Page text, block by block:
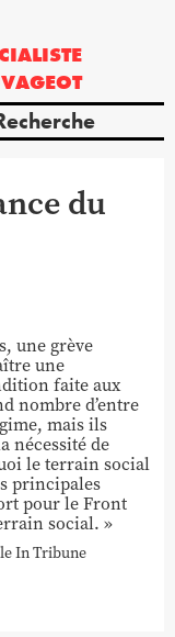
du
une grève
une
faite aux
nombre d’entre
mais ils
nécessité de
le terrain social
principales
pour le Front
social. »
In Tribune